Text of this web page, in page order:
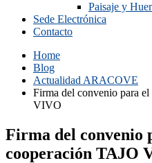
Paisaje y
Sede Electrónica
Contacto
Home
Blog
Actualidad ARACOVE
Firma del convenio para
VIVO
Firma del convenio
cooperación TAJO